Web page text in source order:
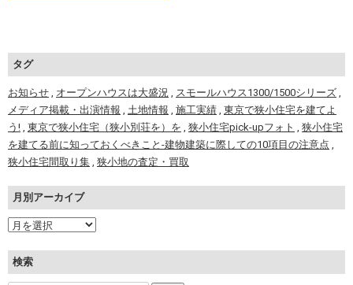
タグ
お知らせ オープンハウスは大盛況 スモールハウス1300/1500シリーズ
メディア掲載・出演情報
土地情報 施工実績 東京で狭小住宅を建てよ
う!
東京で狭小住宅（狭小別荘を）を 狭小住宅pick-upフォト
狭小住宅
を建てる前に知っておくべきこと-建物建築に際しての10項目の注意点
狭小住宅間取り集 狭小地の査定・買取
月別アーカイブ
検索